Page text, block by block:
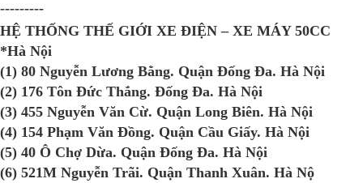
---------
HỆ THỐNG THẾ GIỚI XE ĐIỆN – XE MÁY 50CC
*Hà Nội
(1) 80 Nguyễn Lương Bằng. Quận Đống Đa. Hà Nội
(2) 176 Tôn Đức Thắng. Đống Đa. Hà Nội
(3) 455 Nguyễn Văn Cừ. Quận Long Biên. Hà Nội
(4) 154 Phạm Văn Đồng. Quận Cầu Giấy. Hà Nội
(5) 40 Ô Chợ Dừa. Quận Đống Đa. Hà Nội
(6) 521M Nguyễn Trãi. Quận Thanh Xuân. Hà Nộ